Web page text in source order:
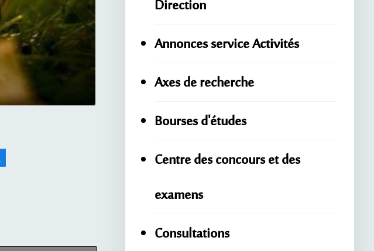
Direction
Annonces service Activités
Axes de recherche
Bourses d'études
Centre des concours et des
examens
Consultations